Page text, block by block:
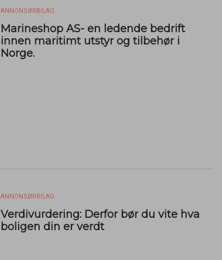
ANNONSØRBILAG
Marineshop AS- en ledende bedrift
innen maritimt utstyr og tilbehør i
Norge.
ANNONSØRBILAG
Verdivurdering: Derfor bør du vite hva
boligen din er verdt